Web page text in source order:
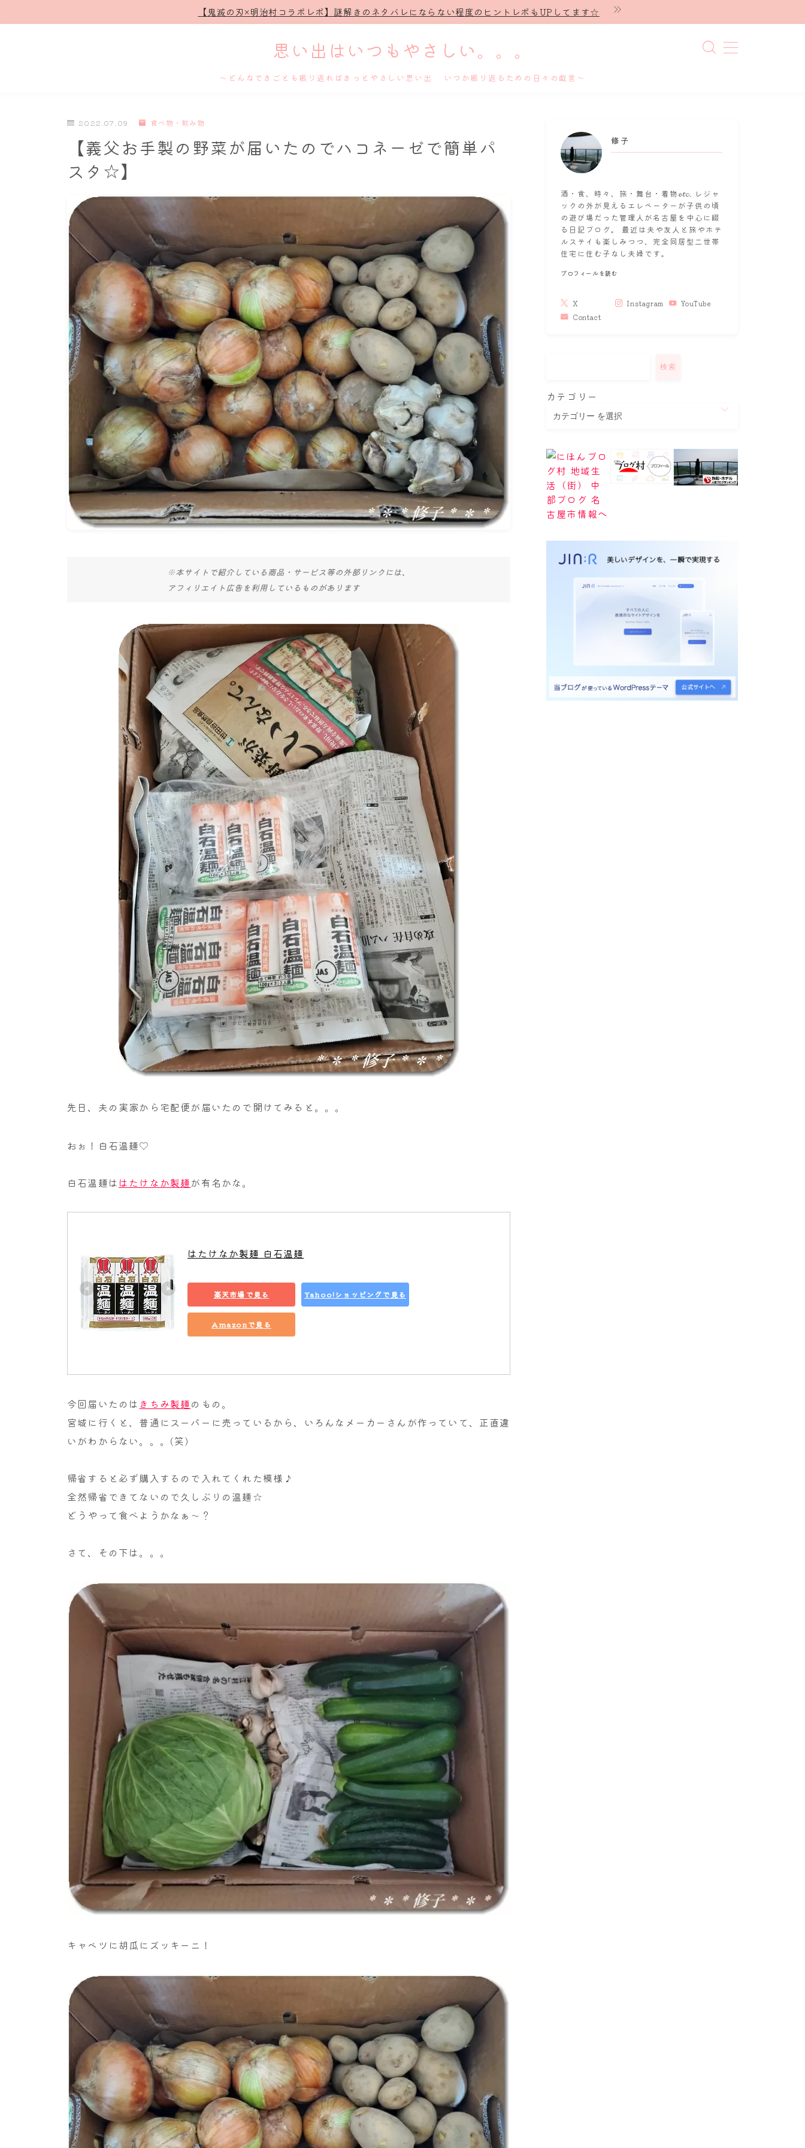
【鬼滅の刃×明治村コラボレポ】謎解きのネタバレにならない程度のヒントレポもUPしてます☆
思い出はいつもやさしい。。。
～どんなできごとも振り返ればきっとやさしい思い出 いつか振り返るための日々の戯言～
プロフィール
舞台・ライブ
名古屋
ナナちゃん人形
2022.07.09 食べ物・飲み物
【義父お手製の野菜が届いたのでハコネーゼで簡単パ
スタ☆】
※本サイトで紹介している商品・サービス等の外部リンクには、
アフィリエイト広告を利用しているものがあります
先日、夫の実家から宅配便が届いたので開けてみると。。。
おぉ！白石温麺♡
白石温麺は はたけなか製麺が有名かな。
はたけなか製麺 白石温麺
楽天市場で見る Yahoo!ショッピングで見る
Amazonで見る
今回届いたのは きちみ製麺のもの。
宮城に行くと、普通にスーパーに売っているから、いろんなメーカーさんが作っていて、正直違
いがわからない。。。(笑)
帰省すると必ず購入するので入れてくれた模様♪
全然帰省できてないので久しぶりの温麺☆
どうやって食べようかなぁ～？
さて、その下は。。。
キャベツに胡瓜にズッキーニ！
修子
酒・食、時々、旅・舞台・着物𝓮𝓽𝓬. レジャ
ックの外が見えるエレベーターが子供の頃
の遊び場だった管理人が名古屋を中心に綴
る日記ブログ。 最近は夫や友人と旅やホテ
ルステイも楽しみつつ、完全同居型二世帯
住宅に住む子なし夫婦です。
プロフィールを読む
X Instagram
YouTube
Contact
検索
カテゴリー